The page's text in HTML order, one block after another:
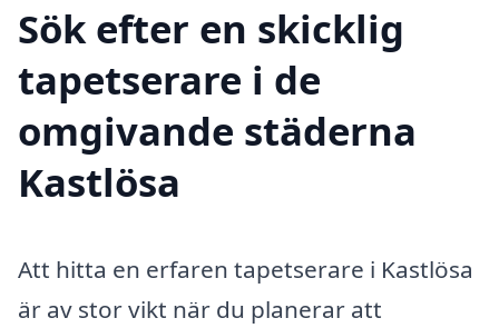
Sök efter en skicklig
tapetserare i de
omgivande städerna
Kastlösa
Att hitta en erfaren tapetserare i Kastlösa
är av stor vikt när du planerar att